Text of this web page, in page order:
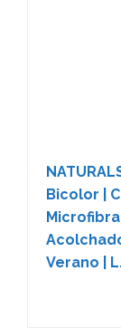
Bicolor |
Verano |